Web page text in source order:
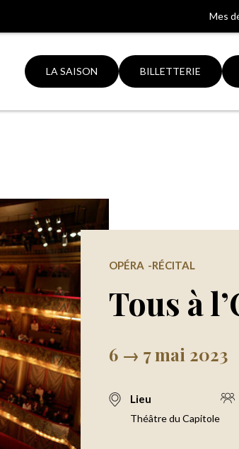
Mes
LA SAISON BILLETTERIE
Tous à
OPÉRA RÉCITAL
6 → 7 mai 2023
Lieu
Théâtre du Capitole